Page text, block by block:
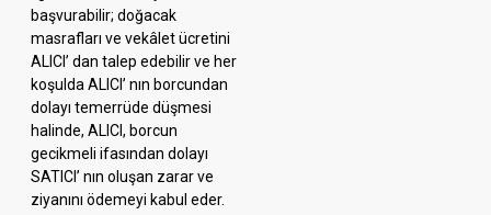
başvurabilir; doğacak
masrafları ve vekâlet ücretini
ALICI’ dan talep edebilir ve her
koşulda ALICI’ nın borcundan
dolayı temerrüde düşmesi
halinde, ALICI, borcun
gecikmeli ifasından dolayı
SATICI’ nın oluşan zarar ve
ziyanını ödemeyi kabul eder.